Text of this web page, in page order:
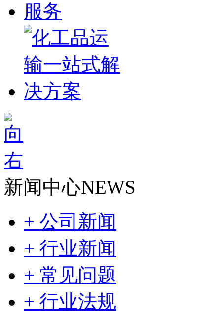
新闻中心NEWS
+ 公司新闻
+ 行业新闻
+ 常见问题
+ 行业法规